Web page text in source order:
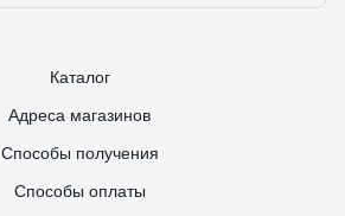
Каталог
Адреса магазинов
Способы получения
Способы оплаты